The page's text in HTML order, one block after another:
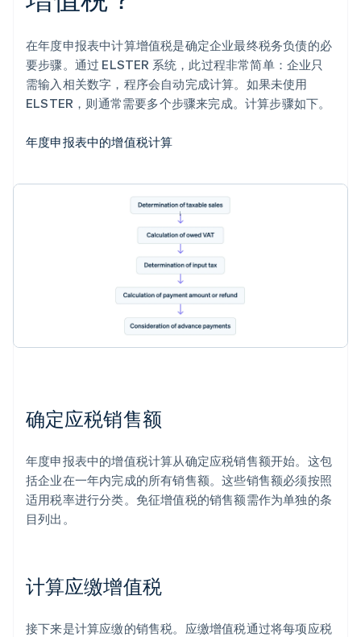
在年度申报表中计算增值税是确定企业最终税务负债的必
要步骤。通过 ELSTER 系统，此过程非常简单：企业只
需输入相关数字，程序会自动完成计算。如果未使用
ELSTER，则通常需要多个步骤来完成。计算步骤如下。
年度申报表中的增值税计算
确定应税销售额
年度申报表中的增值税计算从确定应税销售额开始。这包
括企业在一年内完成的所有销售额。这些销售额必须按照
适用税率进行分类。免征增值税的销售额需作为单独的条
目列出。
计算应缴增值税
接下来是计算应缴的销售税。应缴增值税通过将每项应税